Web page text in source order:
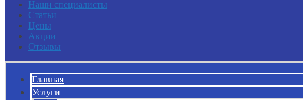
Наши специалисты
Статьи
Цены
Акции
Отзывы
Главная
Услуги